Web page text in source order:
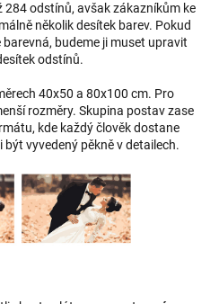
284 odstínů, avšak zákazníkům ke
několik desítek barev. Pokud
budeme ji muset upravit
odstínů.
40x50 a 80x100 cm. Pro
rozměry. Skupina postav zase
kde každý člověk dostane
vyvedený pěkně v detailech.